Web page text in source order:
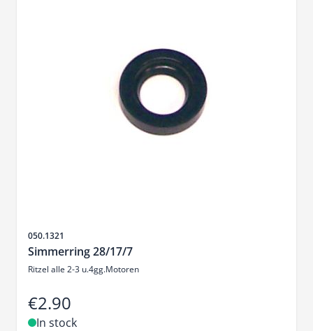
Sku
050.1321
Simmerring 28/17/7
Ritzel alle 2-3 u.4gg.Motoren
€2.90
In stock